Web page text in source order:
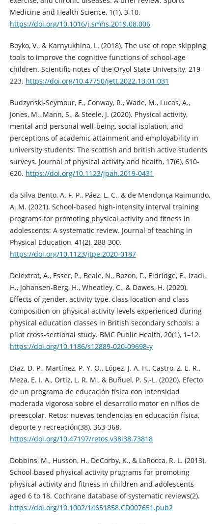
Medicine and Health Science, 1(1), 3-10.
https://doi.org/10.1016/j.smhs.2019.08.006
Boyko, V., & Karnyukhina, L. (2018). The use of rope skipping
tools to improve the cognitive functions of school-age
children. Scientific notes of the Oryol State University, 219-
223. https://doi.org/10.47750/jett.2022.13.01.031
Budzynski-Seymour, E., Conway, R., Wade, M., Lucas, A.,
Jones, M., Mann, S., & Steele, J. (2020). Physical activity,
mental and personal well-being, social isolation, and
perceptions of academic attainment and employability in
university students: The scottish and british active students
surveys. Journal of physical activity and health, 17(6), 610-
620. https://doi.org/10.1123/jpah.2019-0431
da Silva Bento, A. F. P., Páez, L. C., & de Mendonça Raimundo,
A. M. (2021). School-based high-intensity interval training
programs for promoting physical activity and fitness in
adolescents: A systematic review. Journal of teaching in
Physical Education, 41(2), 288-300.
https://doi.org/10.1123/jtpe.2020-0187
Delextrat, A., Esser, P., Beale, N., Bozon, F., Eldridge, E., Izadi,
H., Johansen-Berg, H., Wheatley, C., & Dawes, H. (2020).
Effects of gender, activity type, class location and class
composition on physical activity levels experienced during
physical education classes in British secondary schools: a
pilot cross-sectional study. BMC Public Health, 20(1), 1–12.
https://doi.org/10.1186/s12889-020-09698-y
Diaz, D. P., Martínez, P. Y. O., López, J. A. H., Castro, Z. E. R.,
Meza, E. I. A., Ortiz, L. R. M., & Buñuel, P. S.-L. (2020). Efecto
de un programa de educación física con intensidad
moderada vigorosa sobre el desarrollo motor en niños de
preescolar. Retos: nuevas tendencias en educación física,
deporte y recreación(38), 363-368.
https://doi.org/10.47197/retos.v38i38.73818
Dobbins, M., Husson, H., DeCorby, K., & LaRocca, R. L. (2013).
School‐based physical activity programs for promoting
physical activity and fitness in children and adolescents
aged 6 to 18. Cochrane database of systematic reviews(2).
https://doi.org/10.1002/14651858.CD007651.pub2